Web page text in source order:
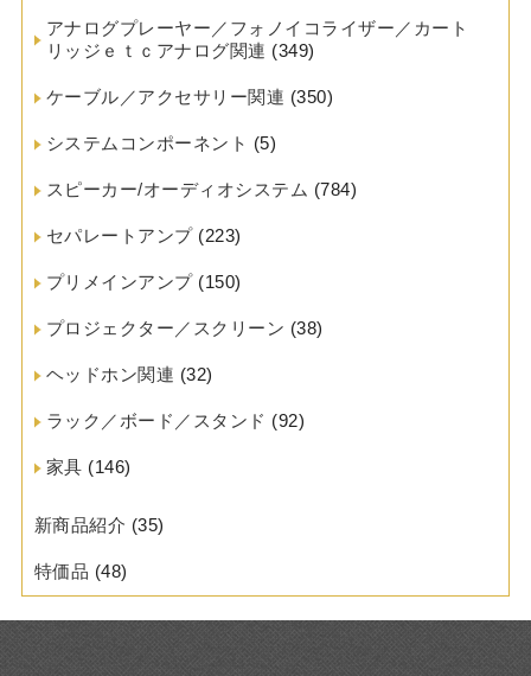
アナログプレーヤー／フォノイコライザー／カート
リッジｅｔｃアナログ関連 (349)
ケーブル／アクセサリー関連 (350)
システムコンポーネント (5)
スピーカー/オーディオシステム (784)
セパレートアンプ(223)
プリメインアンプ(150)
プロジェクター／スクリーン (38)
ヘッドホン関連 (32)
ラック／ボード／スタンド (92)
家具 (146)
新商品紹介 (35)
特価品 (48)